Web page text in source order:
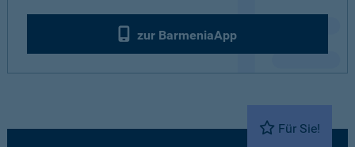
zur BarmeniaApp
Für Sie!